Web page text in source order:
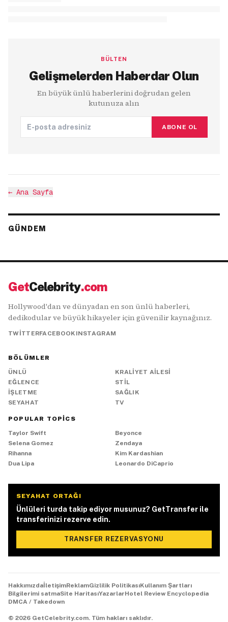
BÜLTEN
Gelişmelerden Haberdar Olun
En büyük ünlü haberlerini doğrudan gelen
kutunuza alın
ABONE OL
← Ana Sayfa
GÜNDEM
GetCelebrity.com
Hollywood'dan ve dünyadan en son ünlü haberleri,
dedikodular ve büyük hikayeler için güvenilir kaynağınız.
TWITTERFACEBOOK INSTAGRAM
BÖLÜMLER
ÜNLÜ
KRALIYET AILESI
EĞLENCE
STIL
İŞLETME
SAĞLIK
SEYAHAT
TV
POPULAR TOPICS
Taylor Swift
Beyonce
Selena Gomez
Zendaya
Rihanna
Kim Kardashian
Dua Lipa
Leonardo DiCaprio
SEYAHAT ORTAĞI
Ünlüleri turda takip ediyor musunuz? GetTransfer ile
transferinizi rezerve edin.
TRANSFER REZERVASYONU
HakkımızdaİletişimReklamGizlilik PolitikasıKullanım Şartları
Bilgilerimi satmaSite HaritasıYazarlarHotel Review Encyclopedia
DMCA / Takedown
© 2026 GetCelebrity.com. Tüm hakları saklıdır.